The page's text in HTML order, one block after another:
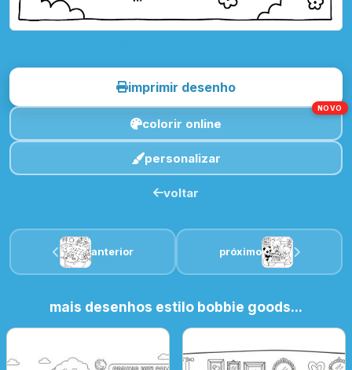
imprimir desenho
colorir online
NOVO
personalizar
voltar
anterior próximo
mais desenhos estilo bobbie goods...